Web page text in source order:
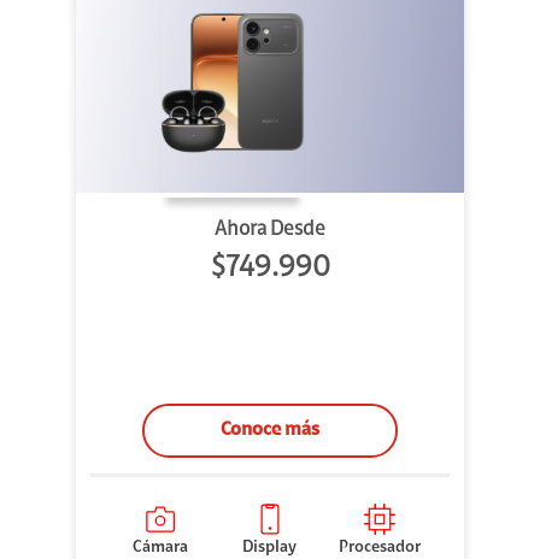
Ahora Desde
$749.990
Conoce más
Cámara
Display
Procesador